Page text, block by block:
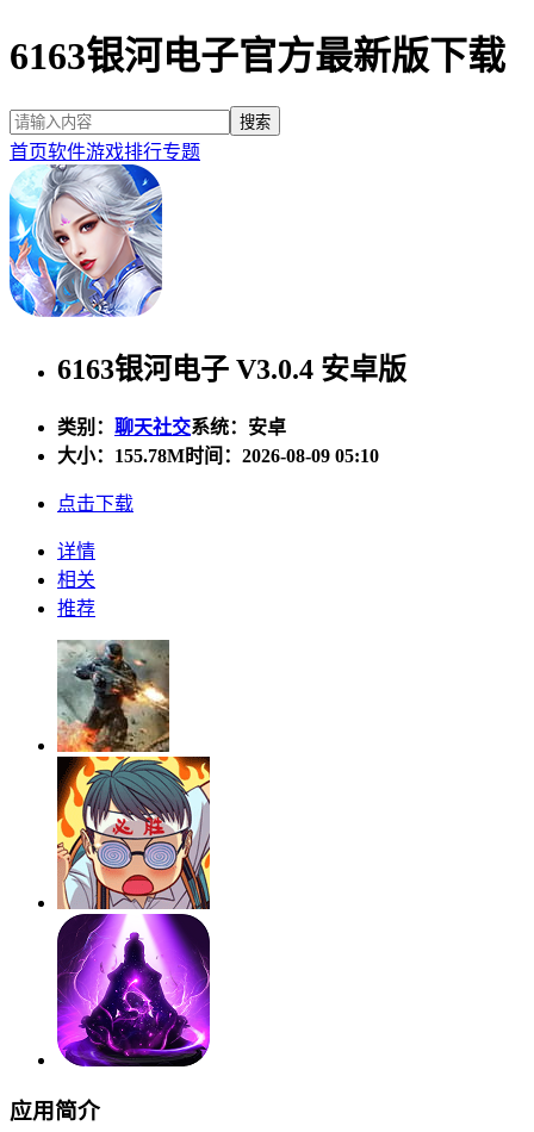
6163银河电子官方最新版下载
首页软件游戏排行专题
6163银河电子 V3.0.4 安卓版
类别： 聊天社交系统：安卓
大小： 155.78M时间：2026-08-09 05:10
点击下载
详情
相关
推荐
应用简介